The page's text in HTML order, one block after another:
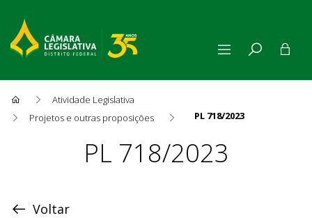
Atividade Legislativa
Projetos e outras proposições
PL 718/2023
ProposiçãoPL 718/2023
Voltar